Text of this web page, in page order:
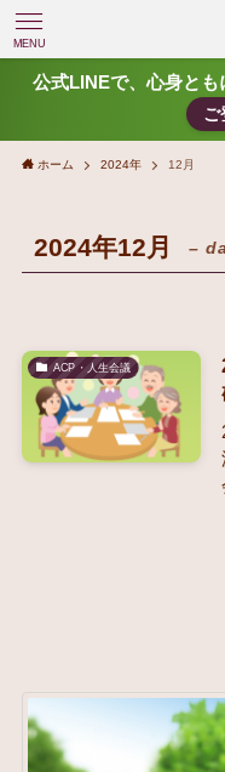
MENU
公式LINEで、心身と
ご
ホーム 2024年 12月
2024年12月 –
ACP・人生会議